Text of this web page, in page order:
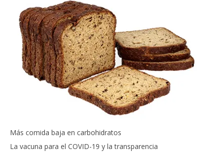
Más comida baja en carbohidratos
La vacuna para el COVID-19 y la transparencia